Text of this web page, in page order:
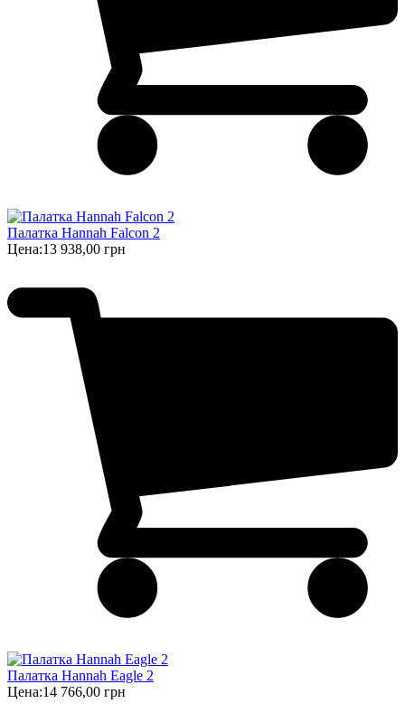
Палатка Hannah Falcon 2
Цена:13 938,00 грн
Палатка Hannah Eagle 2
Цена:14 766,00 грн